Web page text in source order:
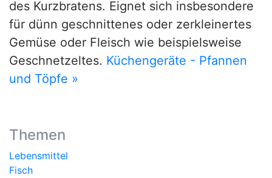
des Kurzbratens. Eignet sich insbesondere
für dünn geschnittenes oder zerkleinertes
Gemüse oder Fleisch wie beispielsweise
Geschnetzeltes. Küchengeräte - Pfannen
und Töpfe »
Themen
Lebensmittel
Fisch